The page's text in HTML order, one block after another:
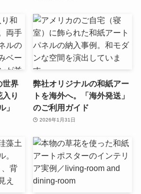
世界
り
」
弊社オリジナルの和紙アー
トを海外へ。「海外発送」
のご利用ガイド
2026年1月31日